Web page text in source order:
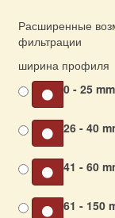
Расширенные
фильтрации
ширина профиля
0 - 25
26 - 40
41 - 60
61 - 150